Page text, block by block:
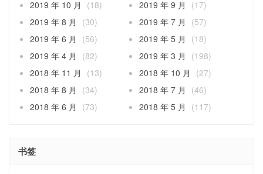
2019 年 10 月
(18) 2019 年 9 月
(17)
2019 年 8 月
(30) 2019 年 7 月
(57)
2019 年 6 月
(56) 2019 年 5 月
(18)
2019 年 4 月
(82) 2019 年 3 月
(198)
2018 年 11 月
(13) 2018 年 10 月
(27)
2018 年 8 月
(34) 2018 年 7 月
(46)
2018 年 6 月
(73) 2018 年 5 月 (117)
书签